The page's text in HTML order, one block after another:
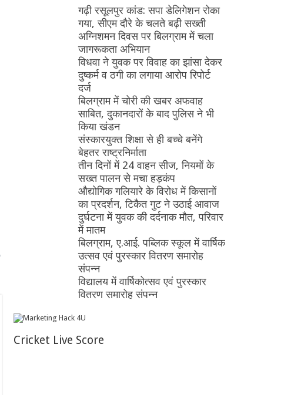
गढ़ी रसूलपुर कांड: सपा डेलिगेशन रोका
गया, सीएम दौरे के चलते बढ़ी सख्ती
अग्निशमन दिवस पर बिलग्राम में चला
जागरूकता अभियान
विधवा ने युवक पर विवाह का झांसा देकर
दुष्कर्म व ठगी का लगाया आरोप रिपोर्ट
दर्ज
बिलग्राम में चोरी की खबर अफवाह
साबित, दुकानदारों के बाद पुलिस ने भी
किया खंडन
संस्कारयुक्त शिक्षा से ही बच्चे बनेंगे
बेहतर राष्ट्रनिर्माता
तीन दिनों में 24 वाहन सीज, नियमों के
सख्त पालन से मचा हड़कंप
औद्योगिक गलियारे के विरोध में किसानों
का प्रदर्शन, टिकैत गुट ने उठाई आवाज
दुर्घटना में युवक की दर्दनाक मौत, परिवार
में मातम
बिलग्राम, ए.आई. पब्लिक स्कूल में वार्षिक
उत्सव एवं पुरस्कार वितरण समारोह
संपन्न
विद्यालय में वार्षिकोत्सव एवं पुरस्कार
वितरण समारोह संपन्न
Cricket Live Score